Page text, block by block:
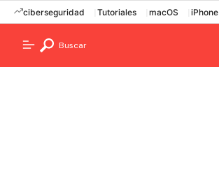
ciberseguridad Tutoriales macOS iPhone
Buscar